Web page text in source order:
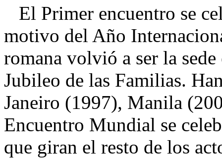
El Primer encuentro se
motivo del Año
romana volvió a ser la
Jubileo de las Familias.
Janeiro (1997), Manila
Encuentro Mundial se
que giran el resto de los